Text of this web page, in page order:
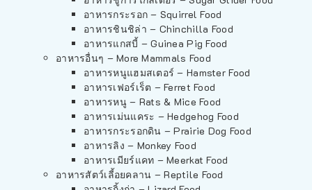
อาหารกระรอก – Squirrel Food
อาหารชินชิล่า – Chinchilla Food
อาหารแกสบี้ – Guinea Pig Food
อาหารอื่นๆ – More Mammals Food
อาหารหนูแฮมสเตอร์ – Hamster Food
อาหารเฟอร์เร็ต – Ferret Food
อาหารหนู – Rats & Mice Food
อาหารเม่นแคระ – Hedgehog Food
อาหารกระรอกดิน – Prairie Dog Food
อาหารลิง – Monkey Food
อาหารเมียร์แคท – Meerkat Food
อาหารสัตว์เลี้อยคลาน – Reptile Food